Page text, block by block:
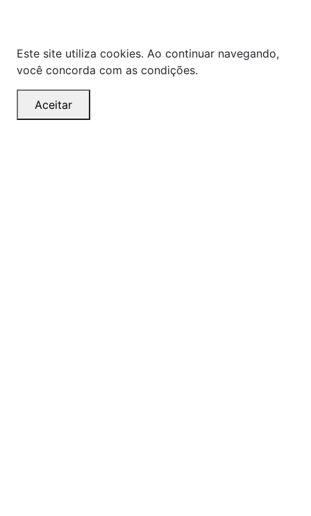
Este site utiliza cookies. Ao continuar navegando,
você concorda com as condições.
Aceitar